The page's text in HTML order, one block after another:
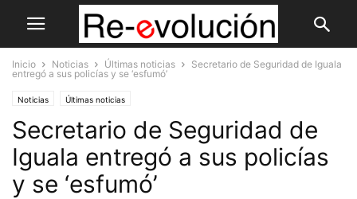
Inicio Noticias Últimas noticias
Secretario de Seguridad de Iguala
entregó a sus policías y se ‘esfumó’
Noticias Últimas noticias
Secretario de Seguridad de
Iguala entregó a sus policías
y se ‘esfumó’